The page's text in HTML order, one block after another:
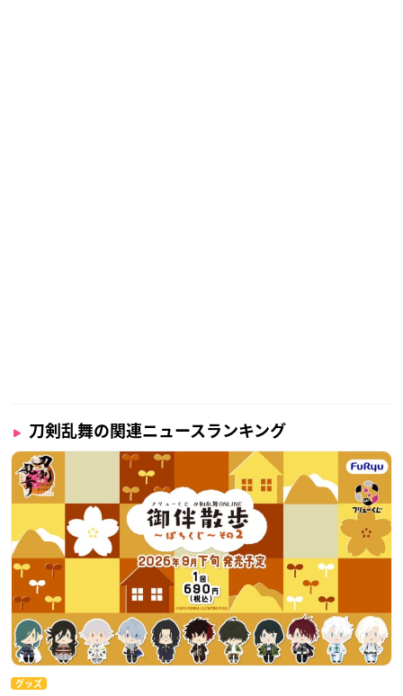
刀剣乱舞の関連ニュースランキング
グッズ